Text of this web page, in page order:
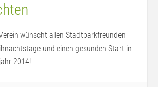
wünscht allen Stadtparkfreunden
und einen gesunden Start in
2014!